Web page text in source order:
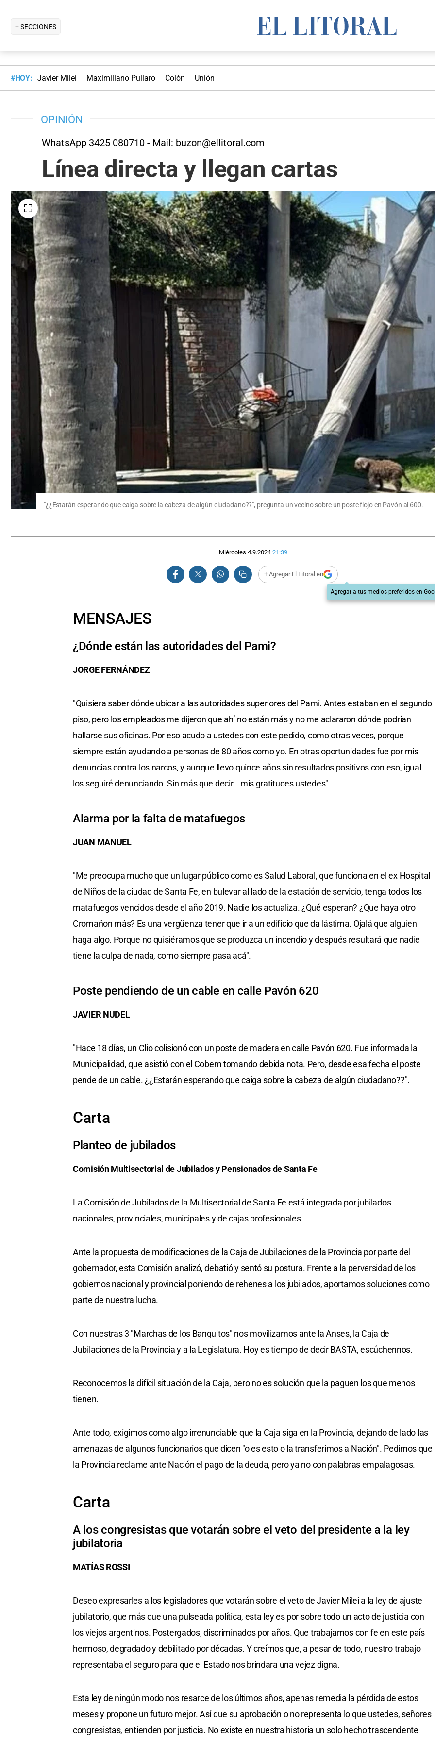
+ SECCIONES
#HOY: Javier Milei Maximiliano Pullaro Colón Unión
OPINIÓN
WhatsApp 3425 080710 - Mail: buzon@ellitoral.com
Línea directa y llegan cartas
"¿¿Estarán esperando que caiga sobre la cabeza de algún ciudadano??", pregunta un vecino sobre un poste flojo en Pavón al 600.
Miércoles 4.9.2024 21:39
+ Agregar El Litoral en
Agregar a tus medios preferidos en
MENSAJES
¿Dónde están las autoridades del Pami?
JORGE FERNÁNDEZ
"Quisiera saber dónde ubicar a las autoridades superiores del Pami. Antes estaban en el segundo
piso, pero los empleados me dijeron que ahí no están más y no me aclararon dónde podrían
hallarse sus oficinas. Por eso acudo a ustedes con este pedido, como otras veces, porque
siempre están ayudando a personas de 80 años como yo. En otras oportunidades fue por mis
denuncias contra los narcos, y aunque llevo quince años sin resultados positivos con eso, igual
los seguiré denunciando. Sin más que decir… mis gratitudes ustedes".
Alarma por la falta de matafuegos
JUAN MANUEL
"Me preocupa mucho que un lugar público como es Salud Laboral, que funciona en el ex Hospital
de Niños de la ciudad de Santa Fe, en bulevar al lado de la estación de servicio, tenga todos los
matafuegos vencidos desde el año 2019. Nadie los actualiza. ¿Qué esperan? ¿Que haya otro
Cromañon más? Es una vergüenza tener que ir a un edificio que da lástima. Ojalá que alguien
haga algo. Porque no quisiéramos que se produzca un incendio y después resultará que nadie
tiene la culpa de nada, como siempre pasa acá".
Poste pendiendo de un cable en calle Pavón 620
JAVIER NUDEL
"Hace 18 días, un Clio colisionó con un poste de madera en calle Pavón 620. Fue informada la
Municipalidad, que asistió con el Cobem tomando debida nota. Pero, desde esa fecha el poste
pende de un cable. ¿¿Estarán esperando que caiga sobre la cabeza de algún ciudadano??".
Carta
Planteo de jubilados
Comisión Multisectorial de Jubilados y Pensionados de Santa Fe
La Comisión de Jubilados de la Multisectorial de Santa Fe está integrada por jubilados
nacionales, provinciales, municipales y de cajas profesionales.
Ante la propuesta de modificaciones de la Caja de Jubilaciones de la Provincia por parte del
gobernador, esta Comisión analizó, debatió y sentó su postura. Frente a la perversidad de los
gobiernos nacional y provincial poniendo de rehenes a los jubilados, aportamos soluciones como
parte de nuestra lucha.
Con nuestras 3 "Marchas de los Banquitos" nos movilizamos ante la Anses, la Caja de
Jubilaciones de la Provincia y a la Legislatura. Hoy es tiempo de decir BASTA, escúchennos.
Reconocemos la difícil situación de la Caja, pero no es solución que la paguen los que menos
tienen.
Ante todo, exigimos como algo irrenunciable que la Caja siga en la Provincia, dejando de lado las
amenazas de algunos funcionarios que dicen "o es esto o la transferimos a Nación". Pedimos que
la Provincia reclame ante Nación el pago de la deuda, pero ya no con palabras empalagosas.
Carta
A los congresistas que votarán sobre el veto del presidente a la ley
jubilatoria
MATÍAS ROSSI
Deseo expresarles a los legisladores que votarán sobre el veto de Javier Milei a la ley de ajuste
jubilatorio, que más que una pulseada política, esta ley es por sobre todo un acto de justicia con
los viejos argentinos. Postergados, discriminados por años. Que trabajamos con fe en este país
hermoso, degradado y debilitado por décadas. Y creímos que, a pesar de todo, nuestro trabajo
representaba el seguro para que el Estado nos brindara una vejez digna.
Esta ley de ningún modo nos resarce de los últimos años, apenas remedia la pérdida de estos
meses y propone un futuro mejor. Así que su aprobación o no representa lo que ustedes, señores
congresistas, entienden por justicia. No existe en nuestra historia un solo hecho trascendente